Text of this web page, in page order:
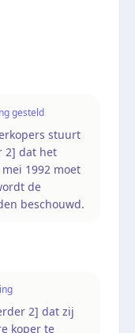
gesteld
stuurt
2] dat het
1992 moet
de
beschouwd.
2] dat zij
koper te